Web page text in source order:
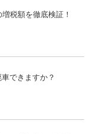
税額を徹底検証！
できますか？